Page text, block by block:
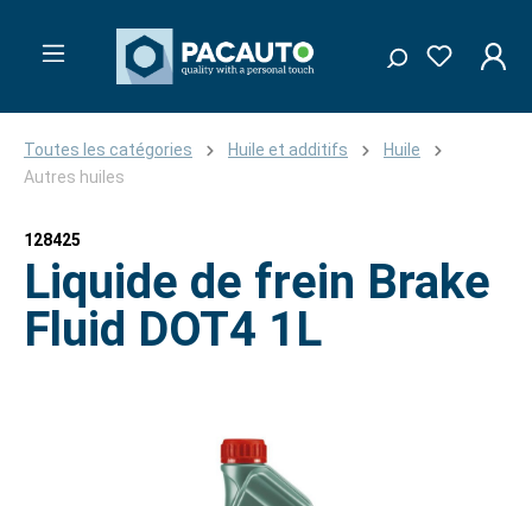
Toutes les catégories Huile et additifs
Huile
Autres huiles
128425
Liquide de frein Brake
Fluid DOT4 1L